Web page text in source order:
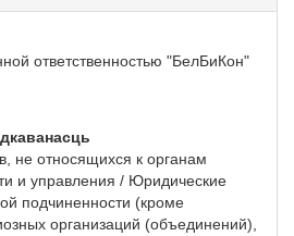
ответственностью "БелБиКон"
не относящихся к органам
и управления / Юридические
подчиненности (кроме
организаций (объединений),